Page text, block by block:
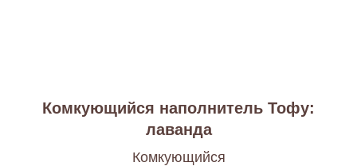
Комкующийся наполнитель Тофу:
лаванда
Комкующийся